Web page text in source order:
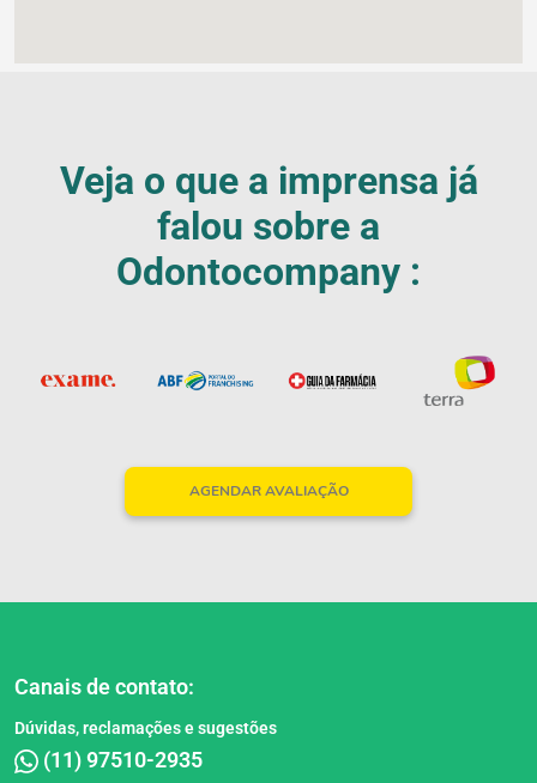
Veja o que a imprensa já
falou sobre a
Odontocompany :
AGENDAR AVALIAÇÃO
Canais de contato:
Dúvidas, reclamações e sugestões
(11) 97510-2935